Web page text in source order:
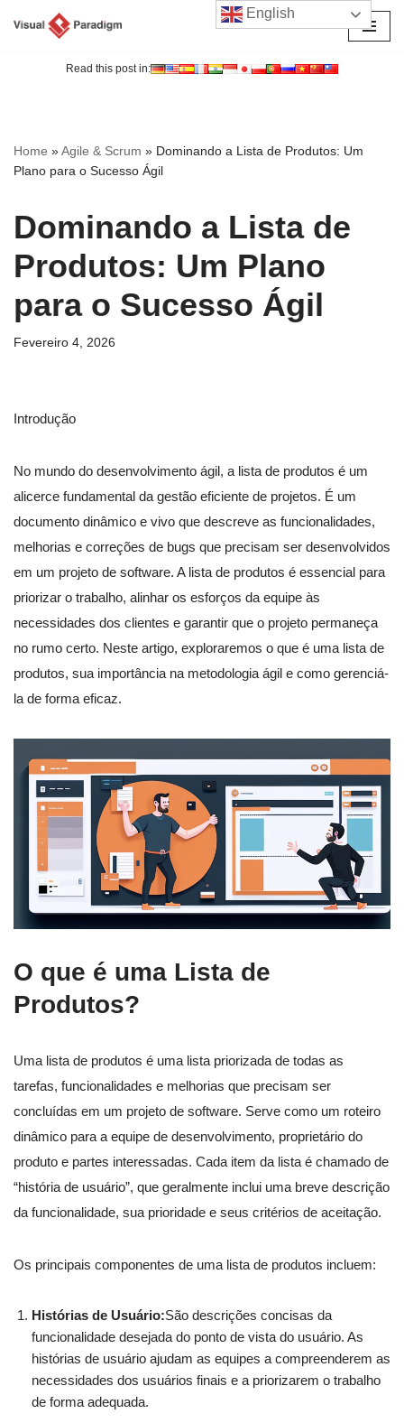
Read this post in:
Home »Agile & Scrum » Dominando a Lista de Produtos: Um
Plano para o Sucesso Ágil
Dominando a Lista de
Produtos: Um Plano
para o Sucesso Ágil
Fevereiro 4, 2026
Introdução
No mundo do desenvolvimento ágil, a lista de produtos é um
alicerce fundamental da gestão eficiente de projetos. É um
documento dinâmico e vivo que descreve as funcionalidades,
melhorias e correções de bugs que precisam ser desenvolvidos
em um projeto de software. A lista de produtos é essencial para
priorizar o trabalho, alinhar os esforços da equipe às
necessidades dos clientes e garantir que o projeto permaneça
no rumo certo. Neste artigo, exploraremos o que é uma lista de
produtos, sua importância na metodologia ágil e como gerenciá-
la de forma eficaz.
O que é uma Lista de
Produtos?
Uma lista de produtos é uma lista priorizada de todas as
tarefas, funcionalidades e melhorias que precisam ser
concluídas em um projeto de software. Serve como um roteiro
dinâmico para a equipe de desenvolvimento, proprietário do
produto e partes interessadas. Cada item da lista é chamado de
“história de usuário”, que geralmente inclui uma breve descrição
da funcionalidade, sua prioridade e seus critérios de aceitação.
Os principais componentes de uma lista de produtos incluem:
Histórias de Usuário:São descrições concisas da
funcionalidade desejada do ponto de vista do usuário. As
histórias de usuário ajudam as equipes a compreenderem as
necessidades dos usuários finais e a priorizarem o trabalho
de forma adequada.
English